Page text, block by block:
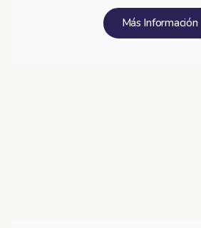
Más Información